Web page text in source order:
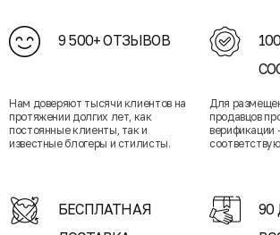
9 500+ ОТЗЫВОВ
Нам доверяют тысячи клиентов на
протяжении долгих лет, как
постоянные клиенты, так и
известные блогеры и стилисты.
Для
продавцов
верификации
БЕСПЛАТНАЯ
90